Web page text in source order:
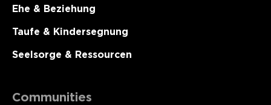
Ehe & Beziehung
Taufe & Kindersegnung
Seelsorge & Ressourcen
Communities